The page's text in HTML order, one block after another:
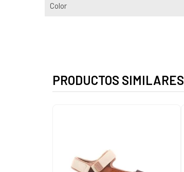
Color
PRODUCTOS SIMILARES